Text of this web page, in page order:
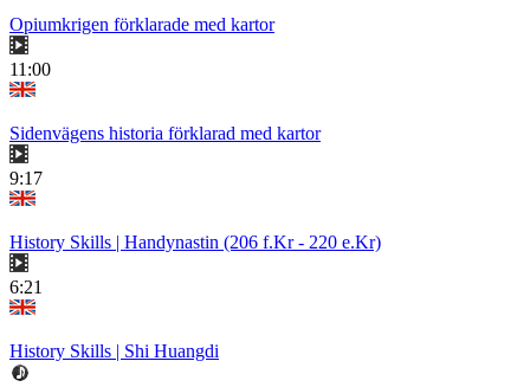
Opiumkrigen förklarade med kartor
11:00
Sidenvägens historia förklarad med kartor
9:17
History Skills | Handynastin (206 f.Kr - 220 e.Kr)
6:21
History Skills | Shi Huangdi